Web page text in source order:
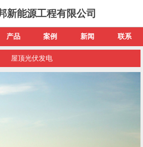
新能源工程有限公司
产品 案例 新闻 联系
屋顶光伏发电